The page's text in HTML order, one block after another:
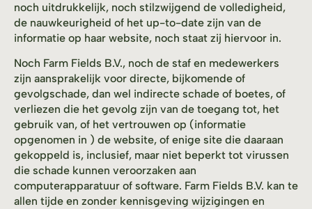
noch uitdrukkelijk, noch stilzwijgend de volledigheid,
de nauwkeurigheid of het up-to-date zijn van de
informatie op haar website, noch staat zij hiervoor in.
Noch Farm Fields B.V., noch de staf en medewerkers
zijn aansprakelijk voor directe, bijkomende of
gevolgschade, dan wel indirecte schade of boetes, of
verliezen die het gevolg zijn van de toegang tot, het
gebruik van, of het vertrouwen op (informatie
opgenomen in ) de website, of enige site die daaraan
gekoppeld is, inclusief, maar niet beperkt tot virussen
die schade kunnen veroorzaken aan
computerapparatuur of software. Farm Fields B.V. kan te
allen tijde en zonder kennisgeving wijzigingen en